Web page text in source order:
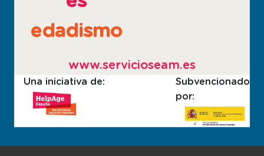
edadismo
www.servicioseam.es
Una iniciativa de:
Subvencionado
por: